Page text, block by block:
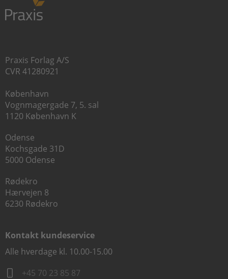
Praxis Forlag A/S
CVR 41280921
København
Vognmagergade 7, 5. sal
1120 København K
Odense
Kochsgade 31D
5000 Odense
Rødekro
Hærvejen 8
6230 Rødekro
Kontakt kundeservice
Alle hverdage kl. 10.00-15.00
+45 70 23 85 87